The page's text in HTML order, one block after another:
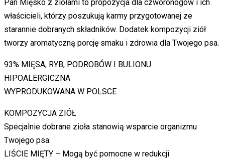
Pan Mięsko z ziołami to propozycja dla czworonogów i ich
właścicieli, którzy poszukują karmy przygotowanej ze
starannie dobranych składników. Dodatek kompozycji ziół
tworzy aromatyczną porcję smaku i zdrowia dla Twojego psa.
93% MIĘSA, RYB, PODROBÓW I BULIONU
HIPOALERGICZNA
WYPRODUKOWANA W POLSCE
KOMPOZYCJA ZIÓŁ
Specjalnie dobrane zioła stanowią wsparcie organizmu
Twojego psa:
LIŚCIE MIĘTY – Mogą być pomocne w redukcji